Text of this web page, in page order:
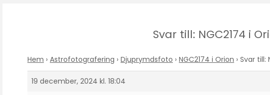
Svar till: NGC2174 i
Hem › Astrofotografering › Djuprymdsfoto › NGC2174 i Orion › Svar till:
19 december, 2024 kl. 18:04